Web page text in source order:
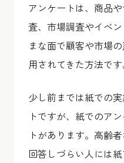
アンケートは、商品
査、市場調査やイベ
まな面で顧客や市場
用されてきた方法です
少し前までは紙での
トですが、紙でのア
トがあります。高齢
回答しづらい人には